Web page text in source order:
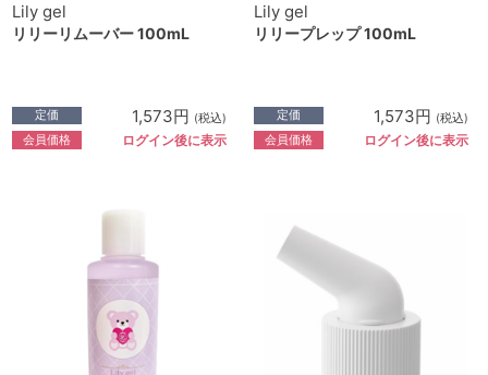
Lily gel
リリーリムーバー 100mL
定価 1,573円 (税込)
会員価格 ログイン後に表示
Lily gel
リリープレップ 100mL
定価 1,573円 (税込)
会員価格 ログイン後に表示